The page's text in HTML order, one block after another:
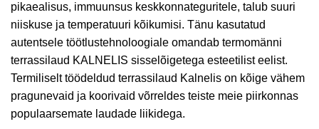
pikaealisus, immuunsus keskkonnateguritele, talub suuri
niiskuse ja temperatuuri kõikumisi. Tänu kasutatud
autentsele töötlustehnoloogiale omandab termomänni
terrassilaud KALNELIS sisselõigetega esteetilist eelist.
Termiliselt töödeldud terrassilaud Kalnelis on kõige vähem
pragunevaid ja koorivaid võrreldes teiste meie piirkonnas
populaarsemate laudade liikidega.